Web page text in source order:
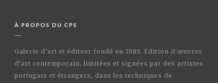
À PROPOS DU CPS
Galerie d'art et éditeur fondé en 1985. Édition d'œuvres
d'art contemporain, limitées et signées par des artistes
portugais et étrangers, dans les techniques de